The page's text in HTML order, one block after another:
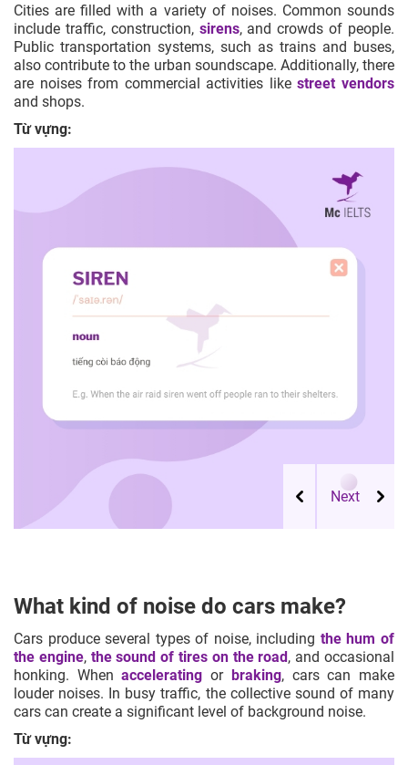
Cities are filled with a variety of noises. Common sounds
include traffic, construction, sirens, and crowds of people.
Public transportation systems, such as trains and buses,
also contribute to the urban soundscape. Additionally, there
are noises from commercial activities likestreet vendors
and shops.
Từ vựng:
What kind of noise do cars make?
Cars produce several types of noise, including the hum of
the engine, the sound of tires on the road, and occasional
honking. Whenaccelerating or braking, cars can make
louder noises. In busy traffic, the collective sound of many
cars can create a significant level of background noise.
Từ vựng: